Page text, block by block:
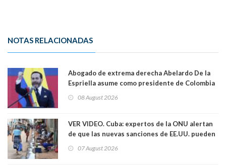
NOTAS RELACIONADAS
Abogado de extrema derecha Abelardo De la
Espriella asume como presidente de Colombia
08 August 2026
VER VIDEO. Cuba: expertos de la ONU alertan
de que las nuevas sanciones de EE.UU. pueden
07 August 2026